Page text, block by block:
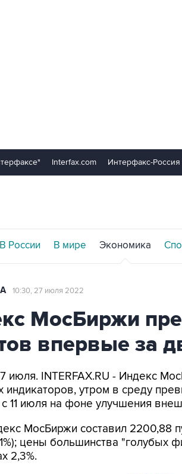
Interfax.com Интерфакс-Россия
В России В мире Экономика
10:30, 27 июля 2022
МосБиржи
впервые за
июля. INTERFAX.RU - Индекс
утром в среду
11 июля на фоне улучшения
МосБиржи составил 2200,88
цены большинства "голубых
2,3%.